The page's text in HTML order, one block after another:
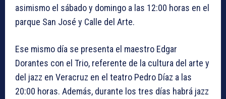
asimismo el sábado y domingo a las 12:00 horas en el
parque San José y Calle del Arte.
Ese mismo día se presenta el maestro Edgar
Dorantes con el Trio, referente de la cultura del arte y
del jazz en Veracruz en el teatro Pedro Díaz a las
20:00 horas. Además, durante los tres días habrá jazz